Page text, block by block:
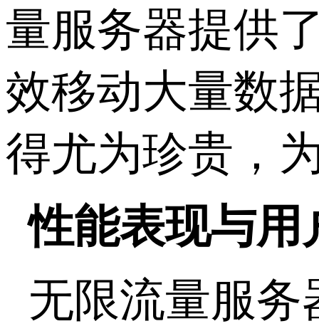
量服务器提供
效移动大量数
得尤为珍贵，
性能表现与用
无限流量服